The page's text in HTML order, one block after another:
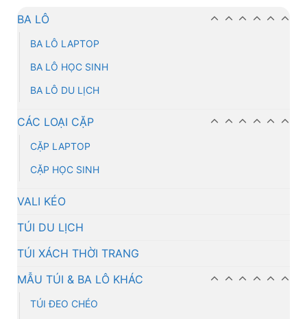
BA LÔ
BA LÔ LAPTOP
BA LÔ HỌC SINH
BA LÔ DU LỊCH
CÁC LOẠI CẶP
CẶP LAPTOP
CẶP HỌC SINH
VALI KÉO
TÚI DU LỊCH
TÚI XÁCH THỜI TRANG
MẪU TÚI & BA LÔ KHÁC
TÚI ĐEO CHÉO